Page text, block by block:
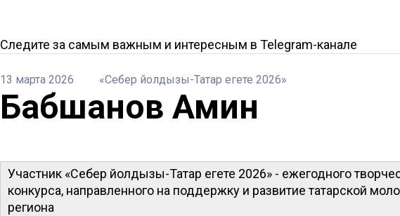
Следите за самым важным и интересным в Telegram-канале
13 марта 2026 «Себер йолдызы-Татар егете 2026»
Бабшанов Амин
Участник «Себер йолдызы-Татар егете 2026» - ежегодного
конкурса, направленного на поддержку и развитие татарской
региона